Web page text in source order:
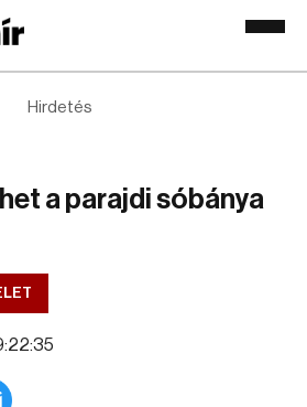
Hirdetés
a parajdi sóbánya